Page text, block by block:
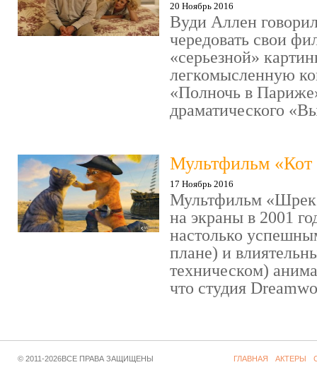
20 Ноябрь 2016
Вуди Аллен
чередовать свои
«серьезной»
легкомысленную
«Полночь в
драматического
Мультфильм «Кот
17 Ноябрь 2016
Мультфильм
на экраны в 2001
настолько
плане) и
техническом)
что студия
© 2011-2026ВСЕ ПРАВА ЗАЩИЩЕНЫ ГЛАВНАЯ АКТЕРЫ